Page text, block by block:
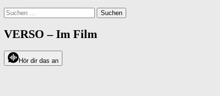
Suchen
nach:
VERSO – Im Film
Hör dir das an